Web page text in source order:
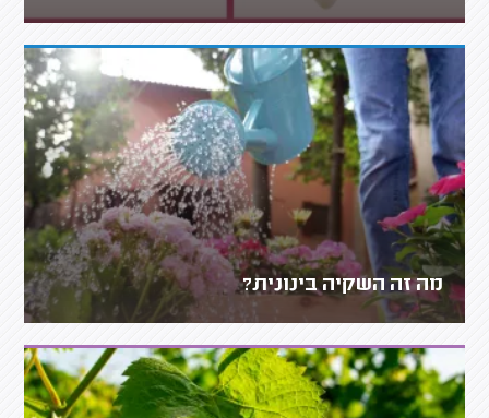
מה זה השקיה בינונית?